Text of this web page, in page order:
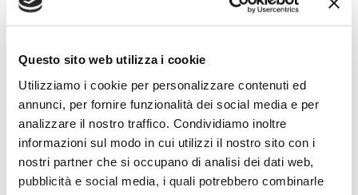
Questo sito web utilizza i cookie
Utilizziamo i cookie per personalizzare contenuti ed
annunci, per fornire funzionalità dei social media e per
analizzare il nostro traffico. Condividiamo inoltre
informazioni sul modo in cui utilizzi il nostro sito con i
nostri partner che si occupano di analisi dei dati web,
pubblicità e social media, i quali potrebbero combinarle
Ho acquistato un contrabbasso elettrico Stanzani, un
cavi vari come regali per il mio compagno. Lo
prodotti è di alto livello. I venditori son..
Simone Gasparoni
un mese fa